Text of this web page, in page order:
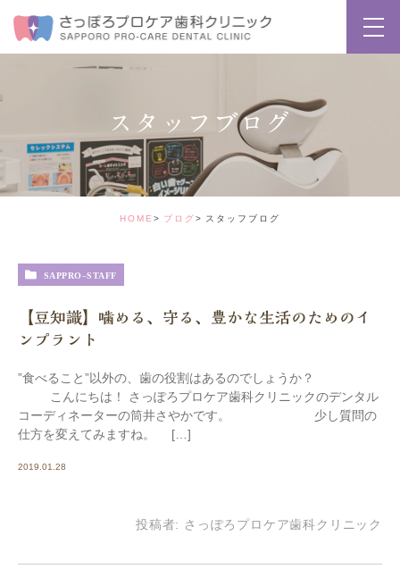
スタッフブログ
HOME ブログ スタッフブログ
SAPPRO-STAFF
【豆知識】噛める、守る、豊かな生活のためのイ
ンプラント
”食べること”以外の、歯の役割はあるのでしょうか？
こんにちは！ さっぽろプロケア歯科クリニックのデンタル
コーディネーターの筒井さやかです。 少し質問の
仕方を変えてみますね。 […]
2019.01.28
投稿者: さっぽろプロケア歯科クリニック